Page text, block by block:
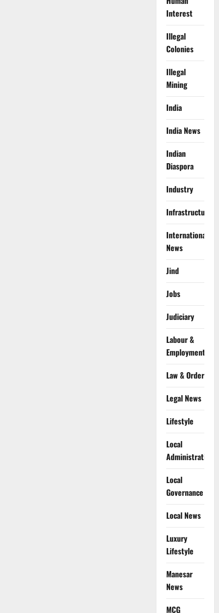
Interest
Illegal
Colonies
Illegal
Mining
India
India News
Indian
Diaspora
Industry
Infrastructure
International
News
Jind
Jobs
Judiciary
Labour &
Employment
Law & Order
Legal News
Lifestyle
Local
Administration
Local
Governance
Local News
Luxury
Lifestyle
Manesar
News
MCG